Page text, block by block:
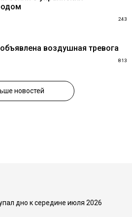
243
воздушная тревога
813
новостей
дно к середине июля 2026